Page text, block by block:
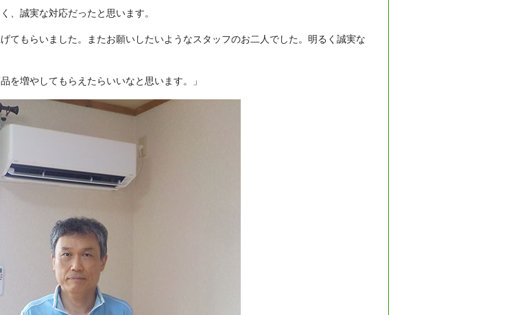
、誠実な対応だったと思います。
てもらいました。またお願いしたいようなスタッフのお二人でした。明るく誠実な
を増やしてもらえたらいいなと思います。」